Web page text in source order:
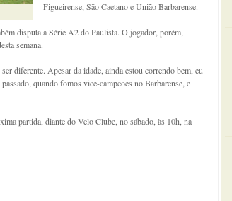
Figueirense, São Caetano e União Barbarense.
disputa a Série A2 do Paulista. O jogador, porém,
semana.
diferente. Apesar da idade, ainda estou correndo bem, eu
quando fomos vice-campeões no Barbarense, e
partida, diante do Velo Clube, no sábado, às 10h, na